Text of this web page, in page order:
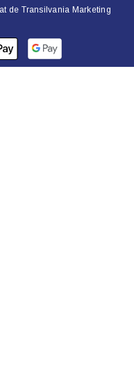
de Transilvania Marketing